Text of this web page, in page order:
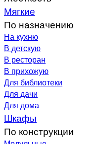
Мягкие
По назначению
На кухню
В детскую
В ресторан
В прихожую
Для библиотеки
Для дачи
Для дома
Шкафы
По конструкции